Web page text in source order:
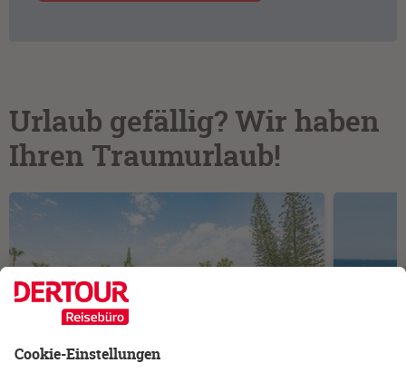
Urlaub gefällig? Wir haben
Ihren Traumurlaub!